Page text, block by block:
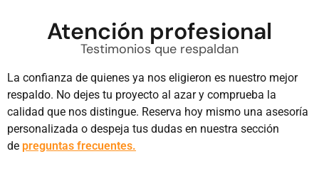
Atención profesional
Testimonios que respaldan
La confianza de quienes ya nos eligieron es nuestro mejor
respaldo. No dejes tu proyecto al azar y comprueba la
calidad que nos distingue. Reserva hoy mismo una asesoría
personalizada o despeja tus dudas en nuestra sección
de preguntas frecuentes.